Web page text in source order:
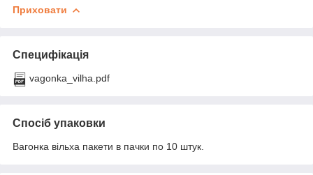
Приховати
Специфікація
vagonka_vilha.pdf
Спосіб упаковки
Вагонка вільха пакети в пачки по 10 штук.